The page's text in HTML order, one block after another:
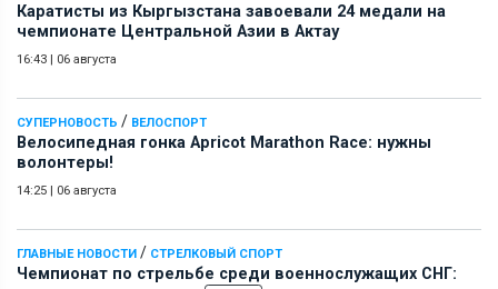
Каратисты из Кыргызстана завоевали 24 медали на
чемпионате Центральной Азии в Актау
16:43 | 06 августа
СУПЕРНОВОСТЬ / ВЕЛОСПОРТ
Велосипедная гонка Apricot Marathon Race: нужны
волонтеры!
14:25 | 06 августа
ГЛАВНЫЕ НОВОСТИ / СТРЕЛКОВЫЙ СПОРТ
Чемпионат по стрельбе среди военнослужащих СНГ: